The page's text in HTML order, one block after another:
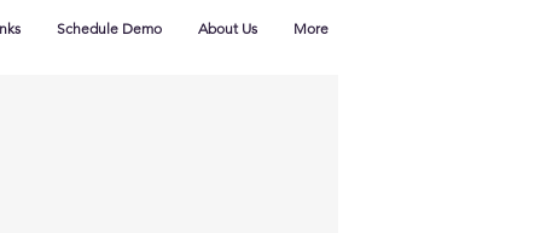
Schedule Demo About Us More